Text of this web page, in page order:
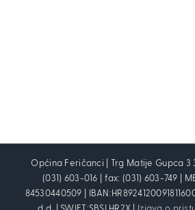
Općina Feričanci | Trg Matije Gupca 3
(031) 603-016 | fax: (031) 603-749 |
84530440509 |